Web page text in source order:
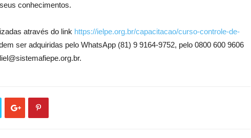
conhecimentos.
através do link https://ielpe.org.br/capacitacao/curso-controle-de-
ser adquiridas pelo WhatsApp (81) 9 9164-9752, pelo 0800 600 9606